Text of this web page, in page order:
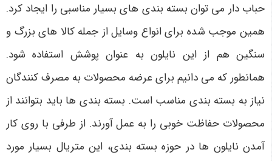
حباب‌ دار می‌ توان بسته‌ بندی‌ های بسیار مناسبی را ایجاد کرد.
همین موجب شده برای انواع وسایل از جمله کالا های بزرگ و
سنگین هم از این نایلون به عنوان پوشش استفاده شود.
همانطور که می‌ دانیم برای عرضه محصولات به مصرف کنندگان
نیاز به بسته‌ بندی مناسب است. بسته‌ بندی‌ ها باید بتوانند از
محصولات حفاظت خوبی را به عمل آورند. از طرفی با روی کار
آمدن نایلون‌ ها در حوزه بسته‌ بندی، این متریال بسیار مورد